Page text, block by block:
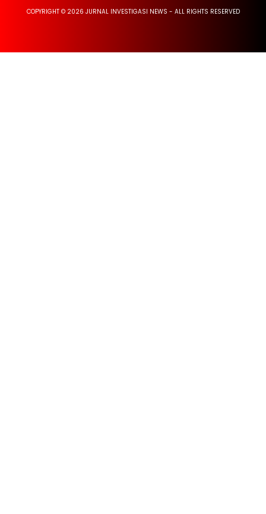
COPYRIGHT © 2026 JURNAL INVESTIGASI NEWS - ALL RIGHTS RESERVED